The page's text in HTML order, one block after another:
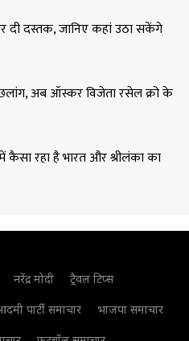
दस्तक, जानिए कहां उठा सकेंगे
छलांग, अब ऑस्कर विजेता रसेल क्रो के
कैसा रहा है भारत और श्रीलंका का
नरेंद्र मोदी
ट्रैवल टिप्स
पार्टी समाचार
भाजपा समाचार